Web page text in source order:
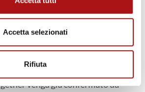
Accetta selezionati
Rifiuta
interessato, ma
anche prudente, riguardo
che rappresentano step
agli standard", ha
venga già confermato da